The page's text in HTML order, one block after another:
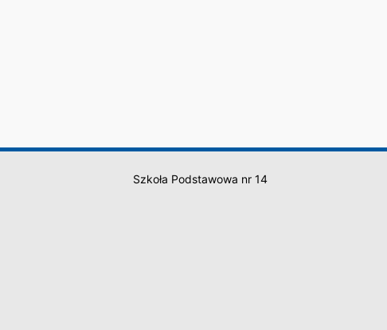
Szkoła Podstawowa nr 14